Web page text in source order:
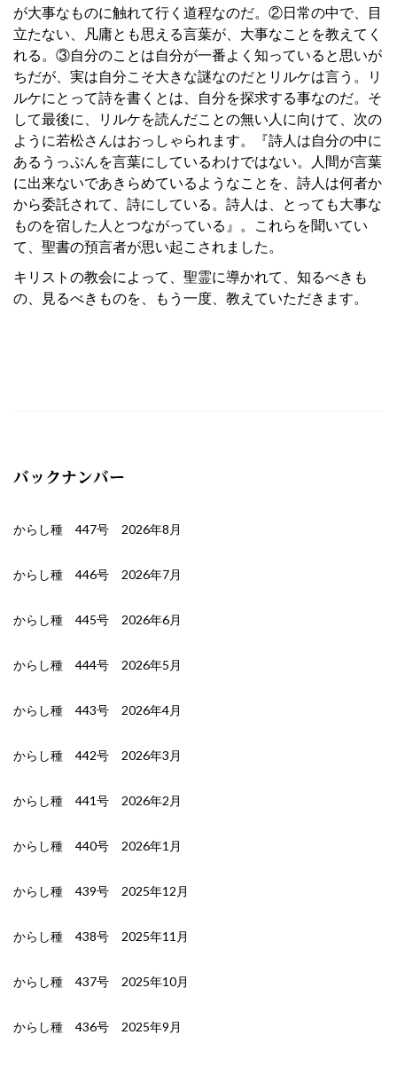
が大事なものに触れて行く道程なのだ。②日常の中で、目
立たない、凡庸とも思える言葉が、大事なことを教えてく
れる。③自分のことは自分が一番よく知っていると思いが
ちだが、実は自分こそ大きな謎なのだとリルケは言う。リ
ルケにとって詩を書くとは、自分を探求する事なのだ。そ
して最後に、リルケを読んだことの無い人に向けて、次の
ように若松さんはおっしゃられます。『詩人は自分の中に
あるうっぷんを言葉にしているわけではない。人間が言葉
に出来ないであきらめているようなことを、詩人は何者か
から委託されて、詩にしている。詩人は、とっても大事な
ものを宿した人とつながっている』。これらを聞いてい
て、聖書の預言者が思い起こされました。
キリストの教会によって、聖霊に導かれて、知るべきも
の、見るべきものを、もう一度、教えていただきます。
バックナンバー
からし種 447号 2026年8月
からし種 446号 2026年7月
からし種 445号 2026年6月
からし種 444号 2026年5月
からし種 443号 2026年4月
からし種 442号 2026年3月
からし種 441号 2026年2月
からし種 440号 2026年1月
からし種 439号 2025年12月
からし種 438号 2025年11月
からし種 437号 2025年10月
からし種 436号 2025年9月